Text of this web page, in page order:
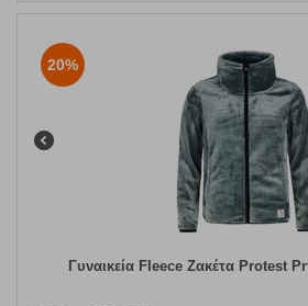
20%
Γυναικεία Fleece Ζακέτα Protest